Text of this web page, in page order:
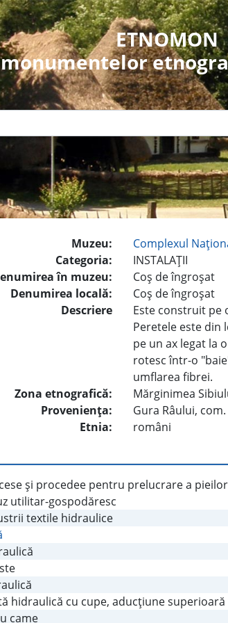
ETNOMON
Muzeu:
Complexul
Categoria:
INSTALAŢII
în muzeu:
Coş de îngroşat
Denumirea locală:
Coş de îngroşat
Descriere
Este construit pe
Peretele este din
pe un ax legat la
rotesc într-o
umflarea fibrei.
Zona etnografică:
Mărginimea
Provenienţa:
Gura Râului,
Etnia:
români
şi procedee pentru prelucrare a
utilitar-gospodăresc
textile hidraulice
hidraulică cu cupe, aducţiune superioară
came